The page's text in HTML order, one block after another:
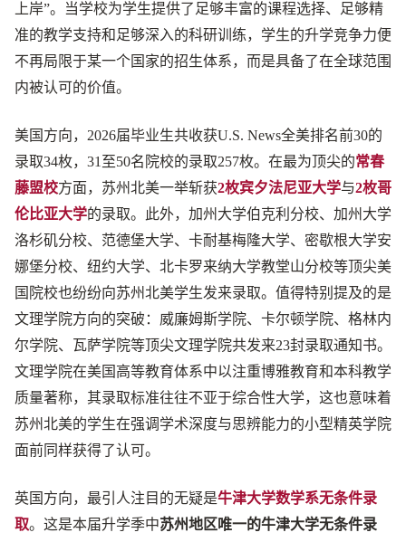
上岸”。当学校为学生提供了足够丰富的课程选择、足够精
准的教学支持和足够深入的科研训练，学生的升学竞争力便
不再局限于某一个国家的招生体系，而是具备了在全球范围
内被认可的价值。
美国方向，2026届毕业生共收获U.S. News全美排名前30的
录取34枚，31至50名院校的录取257枚。在最为顶尖的常春
藤盟校方面，苏州北美一举斩获2枚宾夕法尼亚大学与2枚哥
伦比亚大学的录取。此外，加州大学伯克利分校、加州大学
洛杉矶分校、范德堡大学、卡耐基梅隆大学、密歇根大学安
娜堡分校、纽约大学、北卡罗来纳大学教堂山分校等顶尖美
国院校也纷纷向苏州北美学生发来录取。值得特别提及的是
文理学院方向的突破：威廉姆斯学院、卡尔顿学院、格林内
尔学院、瓦萨学院等顶尖文理学院共发来23封录取通知书。
文理学院在美国高等教育体系中以注重博雅教育和本科教学
质量著称，其录取标准往往不亚于综合性大学，这也意味着
苏州北美的学生在强调学术深度与思辨能力的小型精英学院
面前同样获得了认可。
英国方向，最引人注目的无疑是牛津大学数学系无条件录
取。这是本届升学季中苏州地区唯一的牛津大学无条件录